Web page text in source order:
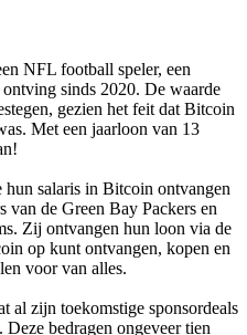
NFL football speler, een
sinds 2020. De waarde
gezien het feit dat Bitcoin
Met een jaarloon van 13
hun salaris in Bitcoin ontvangen
van de Green Bay Packers en
Zij ontvangen hun loon via de
op kunt ontvangen, kopen en
voor van alles.
al zijn toekomstige sponsordeals
bedragen ongeveer tien